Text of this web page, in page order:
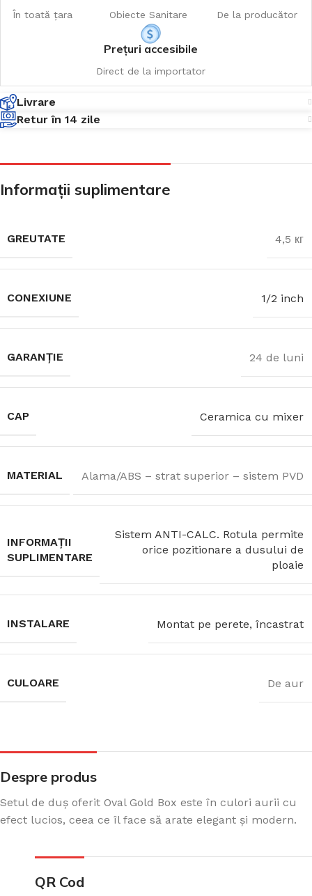
În toată țara Obiecte Sanitare De la producător
Prețuri accesibile
Direct de la importator
Livrare
Retur în 14 zile
Informații suplimentare
GREUTATE 4,5 кг
CONEXIUNE 1/2 inch
GARANȚIE 24 de luni
CAP Ceramica cu mixer
MATERIAL Alama/ABS – strat superior – sistem PVD
INFORMAȚII
SUPLIMENTARE
Sistem ANTI-CALC. Rotula permite
orice pozitionare a dusului de
ploaie
INSTALARE Montat pe perete, încastrat
CULOARE De aur
Despre produs
Setul de duș oferit Oval Gold Box este în culori aurii cu
efect lucios, ceea ce îl face să arate elegant și modern.
QR Cod